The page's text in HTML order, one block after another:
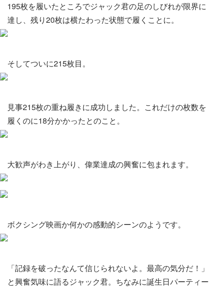
195枚を履いたところでジャック君の足のしびれが限界に
達し、残り20枚は横たわった状態で履くことに。
そしてついに215枚目。
見事215枚の重ね履きに成功しました。これだけの枚数を
履くのに18分かかったとのこと。
大歓声がわき上がり、偉業達成の興奮に包まれます。
ボクシング映画か何かの感動的シーンのようです。
「記録を破ったなんて信じられないよ。最高の気分だ！」
と興奮気味に語るジャック君。ちなみに誕生日パーティー